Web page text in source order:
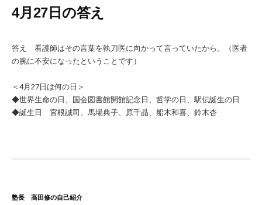
4月27日の答え
答え 看護師はその言葉を執刀医に向かって言っていたから。（医者
の腕に不安になったということです）
＜4月27日は何の日＞
◆世界生命の日、国会図書館開館記念日、哲学の日、駅伝誕生の日
◆誕生日 宮根誠司、馬場典子、原千晶、船木和喜、鈴木杏
塾長 高田修の自己紹介